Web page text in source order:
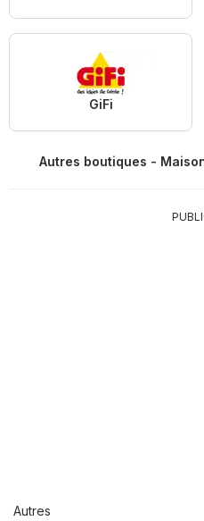
GiFi
Autres boutiques -
Autres